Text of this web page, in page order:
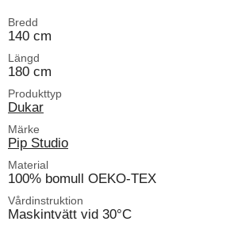
Bredd
140 cm
Längd
180 cm
Produkttyp
Dukar
Märke
Pip Studio
Material
100% bomull OEKO-TEX
Vårdinstruktion
Maskintvätt vid 30°C